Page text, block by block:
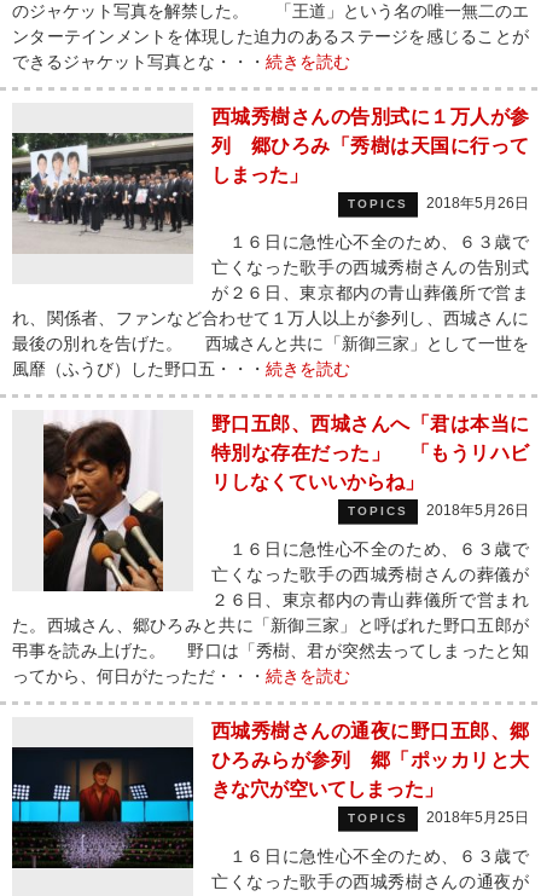
のジャケット写真を解禁した。 「王道」という名の唯一無二のエ
ンターテインメントを体現した迫力のあるステージを感じることが
できるジャケット写真とな・・・ 続きを読む
西城秀樹さんの告別式に１万人が参
列 郷ひろみ「秀樹は天国に行って
しまった」
TOPICS 2018年5月26日
１６日に急性心不全のため、６３歳で
亡くなった歌手の西城秀樹さんの告別式
が２６日、東京都内の青山葬儀所で営ま
れ、関係者、ファンなど合わせて１万人以上が参列し、西城さんに
最後の別れを告げた。 西城さんと共に「新御三家」として一世を
風靡（ふうび）した野口五・・・ 続きを読む
野口五郎、西城さんへ「君は本当に
特別な存在だった」 「もうリハビ
リしなくていいからね」
TOPICS 2018年5月26日
１６日に急性心不全のため、６３歳で
亡くなった歌手の西城秀樹さんの葬儀が
２６日、東京都内の青山葬儀所で営まれ
た。西城さん、郷ひろみと共に「新御三家」と呼ばれた野口五郎が
弔事を読み上げた。 野口は「秀樹、君が突然去ってしまったと知
ってから、何日がたっただ・・・ 続きを読む
西城秀樹さんの通夜に野口五郎、郷
ひろみらが参列 郷「ポッカリと大
きな穴が空いてしまった」
TOPICS 2018年5月25日
１６日に急性心不全のため、６３歳で
亡くなった歌手の西城秀樹さんの通夜が